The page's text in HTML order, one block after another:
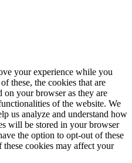
your experience while you
these, the cookies that are
on your browser as they are
of the website. We
us analyze and understand how
will be stored in your browser
the option to opt-out of these
cookies may affect your